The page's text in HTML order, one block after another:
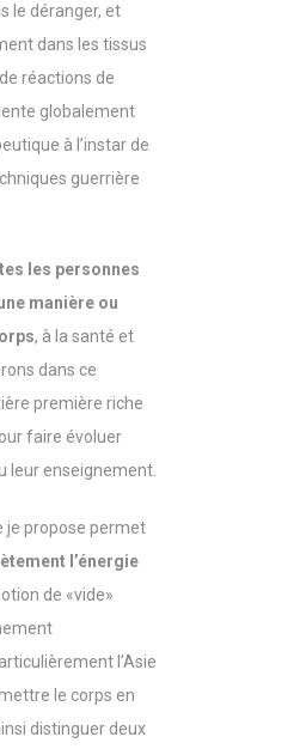
le déranger, et
dans les tissus
réactions de
globalement
à l’instar de
guerrière
les personnes
manière ou
, à la santé et
dans ce
première riche
faire évoluer
leur enseignement.
je propose permet
l’énergie
de «vide»
l’Asie
le corps en
distinguer deux